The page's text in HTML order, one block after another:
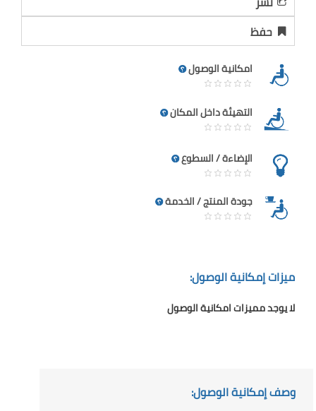
حفظ
امكانية الوصول
التهيئة داخل المكان
الإضاءة / السطوع
جودة المنتج / الخدمة
ميزات إمكانية الوصول:
لا يوجد مميزات امكانية الوصول
وصف إمكانية الوصول: